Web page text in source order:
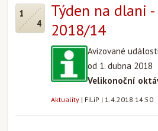
1
4
Týden na dlani -
2018/14
Avizované události
od 1. dubna 2018
Velikonoční
Aktuality | FiLiP | 1.4.2018 14:50